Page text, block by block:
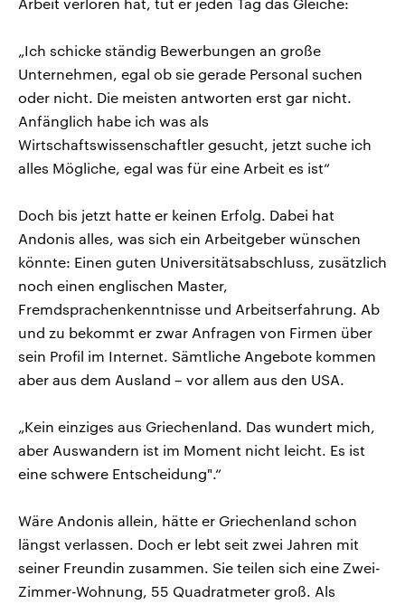
„Ich schicke ständig Bewerbungen an große
Unternehmen, egal ob sie gerade Personal suchen
oder nicht. Die meisten antworten erst gar nicht.
Anfänglich habe ich was als
Wirtschaftswissenschaftler gesucht, jetzt suche ich
alles Mögliche, egal was für eine Arbeit es ist“
Doch bis jetzt hatte er keinen Erfolg. Dabei hat
Andonis alles, was sich ein Arbeitgeber wünschen
könnte: Einen guten Universitätsabschluss, zusätzlich
noch einen englischen Master,
Fremdsprachenkenntnisse und Arbeitserfahrung. Ab
und zu bekommt er zwar Anfragen von Firmen über
sein Profil im Internet. Sämtliche Angebote kommen
aber aus dem Ausland – vor allem aus den USA.
„Kein einziges aus Griechenland. Das wundert mich,
aber Auswandern ist im Moment nicht leicht. Es ist
eine schwere Entscheidung".“
Wäre Andonis allein, hätte er Griechenland schon
längst verlassen. Doch er lebt seit zwei Jahren mit
seiner Freundin zusammen. Sie teilen sich eine Zwei-
Zimmer-Wohnung, 55 Quadratmeter groß. Als